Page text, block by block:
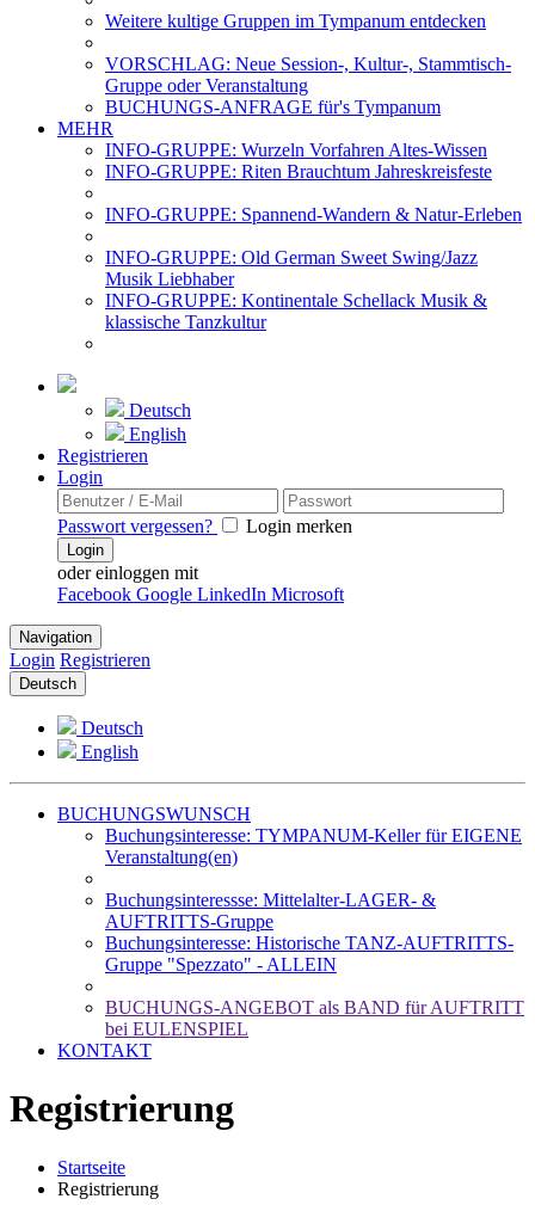
Weitere kultige Gruppen im Tympanum entdecken
VORSCHLAG: Neue Session-, Kultur-, Stammtisch-
Gruppe oder Veranstaltung
BUCHUNGS-ANFRAGE für's Tympanum
MEHR
INFO-GRUPPE: Wurzeln Vorfahren Altes-Wissen
INFO-GRUPPE: Riten Brauchtum Jahreskreisfeste
INFO-GRUPPE: Spannend-Wandern & Natur-Erleben
INFO-GRUPPE: Old German Sweet Swing/Jazz
Musik Liebhaber
INFO-GRUPPE: Kontinentale Schellack Musik &
klassische Tanzkultur
Deutsch
English
Registrieren
Login
Passwort vergessen? Login merken
Login
oder einloggen mit
Facebook Google LinkedIn Microsoft
Navigation
Login Registrieren
Deutsch
Deutsch
English
BUCHUNGSWUNSCH
Buchungsinteresse: TYMPANUM-Keller für EIGENE
Veranstaltung(en)
Buchungsinteressse: Mittelalter-LAGER- &
AUFTRITTS-Gruppe
Buchungsinteresse: Historische TANZ-AUFTRITTS-
Gruppe "Spezzato" - ALLEIN
BUCHUNGS-ANGEBOT als BAND für AUFTRITT
bei EULENSPIEL
KONTAKT
Registrierung
Startseite
Registrierung